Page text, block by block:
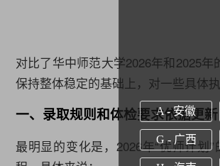
对比了华中师范大学2026年和2025
保持整体稳定的基础上，对一些具体
一、录取规则和体检要求依据更新
最明显的变化是，2026年“优师计划
A - 安徽
G - 广西